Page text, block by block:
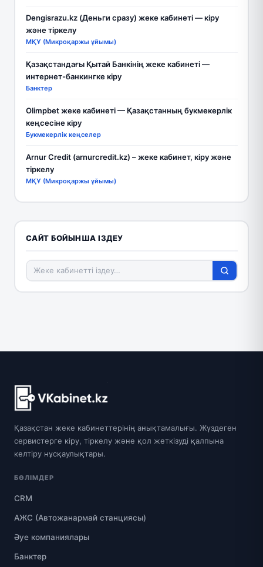
Dengisrazu.kz (Деньги сразу) жеке кабинеті — кіру
және тіркелу
МҚҰ (Микроқаржы ұйымы)
Қазақстандағы Қытай Банкінің жеке кабинеті —
интернет-банкингке кіру
Банктер
Olimpbet жеке кабинеті — Қазақстанның букмекерлік
кеңсесіне кіру
Букмекерлік кеңселер
Arnur Credit (arnurcredit.kz) – жеке кабинет, кіру және
тіркелу
МҚҰ (Микроқаржы ұйымы)
САЙТ БОЙЫНША ІЗДЕУ
Қазақстан жеке кабинеттерінің анықтамалығы. Жүздеген
сервистерге кіру, тіркелу және қол жеткізуді қалпына
келтіру нұсқаулықтары.
БӨЛІМДЕР
CRM
АЖС (Автожанармай станциясы)
Әуе компаниялары
Банктер